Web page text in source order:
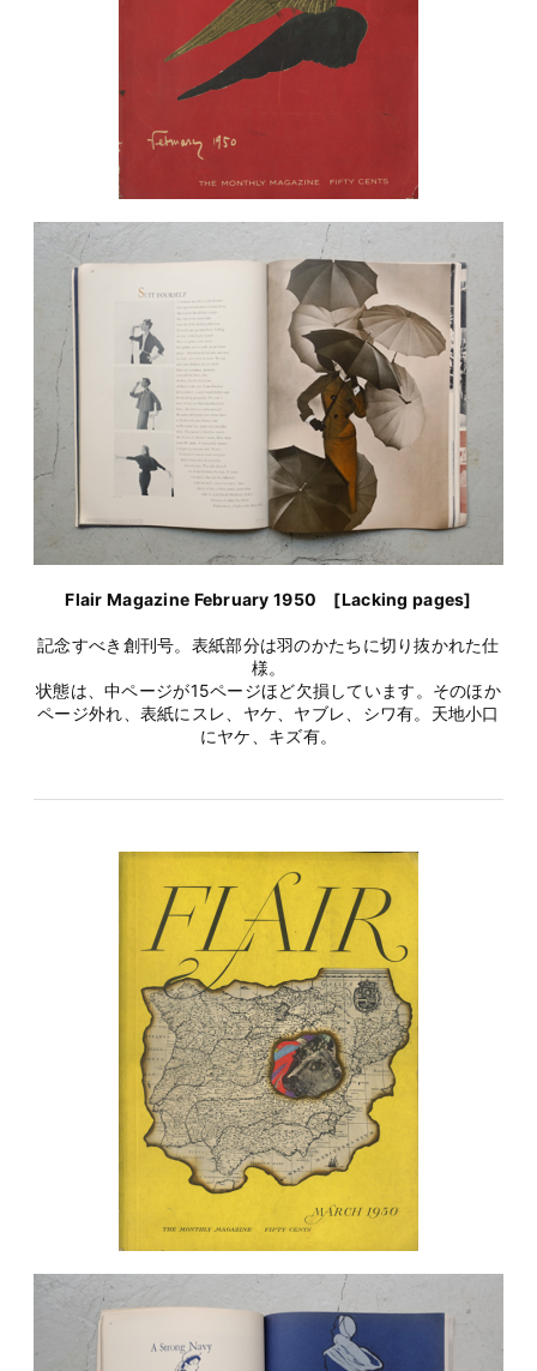
Flair Magazine February 1950 [Lacking pages]
記念すべき創刊号。表紙部分は羽のかたちに切り抜かれた仕
様。
状態は、中ページが15ページほど欠損しています。そのほか
ページ外れ、表紙にスレ、ヤケ、ヤブレ、シワ有。天地小口
にヤケ、キズ有。